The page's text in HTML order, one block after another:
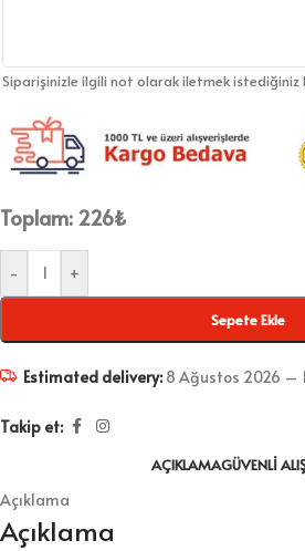
Siparişinizle ilgili not olarak iletmek istediğiniz
Toplam: 226₺
- +
Sepete Ekle
Estimated delivery: 8 Ağustos 2026 –
Takip et:
AÇIKLAMAGÜVENLI
Açıklama
Açıklama